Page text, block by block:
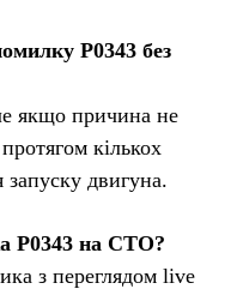
P0343 без
якщо причина не
кількох
запуску двигуна.
P0343 на СТО?
з переглядом live